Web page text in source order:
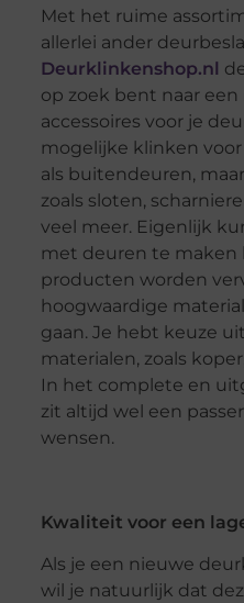
Met het ruime
allerlei ander
Deurklinkenshop.nl
op zoek bent naar
accessoires voor je
mogelijke klinken
als buitendeuren,
zoals sloten,
veel meer. Eigenlijk
met deuren te maken
producten worden
hoogwaardige
gaan. Je hebt keuze
materialen, zoals
In het complete en
zit altijd wel een
wensen.
Kwaliteit voor een
Als je een nieuwe
wil je natuurlijk dat